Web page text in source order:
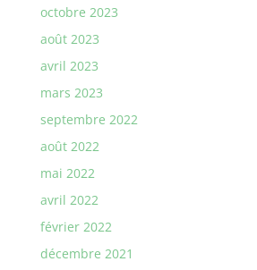
octobre 2023
août 2023
avril 2023
mars 2023
septembre 2022
août 2022
mai 2022
avril 2022
février 2022
décembre 2021